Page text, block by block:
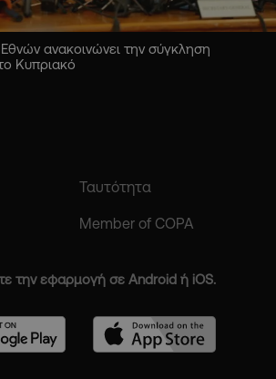
ανακοινώνει την σύγκληση
Κυπριακό
Ταυτότητα
Member of COPA
την εφαρμογή σε Android ή iOS.